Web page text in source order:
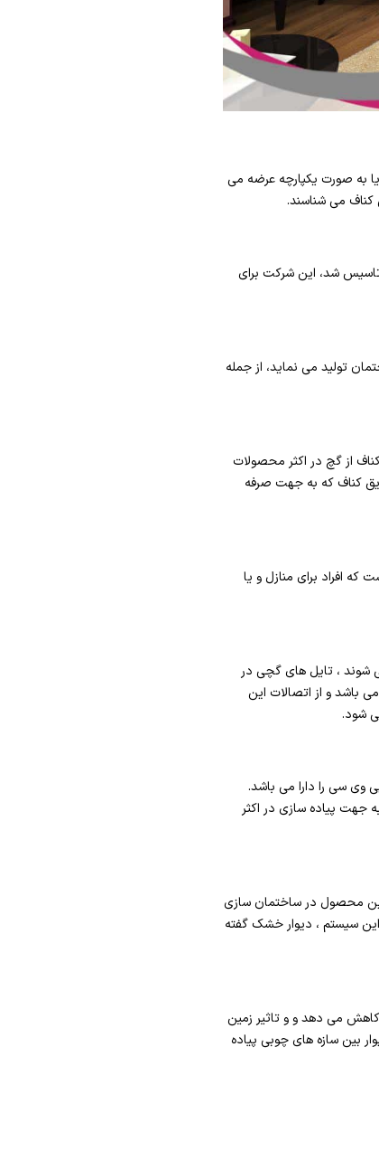
به صورت یکپارچه عرضه می
می شناسند.
ایالت بایرن کشور آلمان تاسیس شد، این شرکت برای
تولید می نماید، از جمله
از گچ در اکثر محصولات
کناف که به جهت صرفه
افراد برای منازل و یا
یک صفحه گچی روکش دار است و تایل های ۶۰ * ۶۰ گچی تولید می شوند ، تایل های گچی در
باشد و از اتصالات این
شود.
وی سی را دارا می باشد.
و سبک به جهت پیاده سازی در اکثر
این محصول در ساختمان سازی
سیستم ، دیوار خشک گفته
دیوار خشک به جای دیوار اصلی بنا استفاده می شود، استفاده از دیوار خشک به جای دیوار بنا ، بار مرده بنا را حدود %۳۵ کاهش می دهد و و تاثیر زمین
چیزی حدود %۶۰ کمتر ضخامت دارد، این دیوار بین سازه های چوبی پیاده